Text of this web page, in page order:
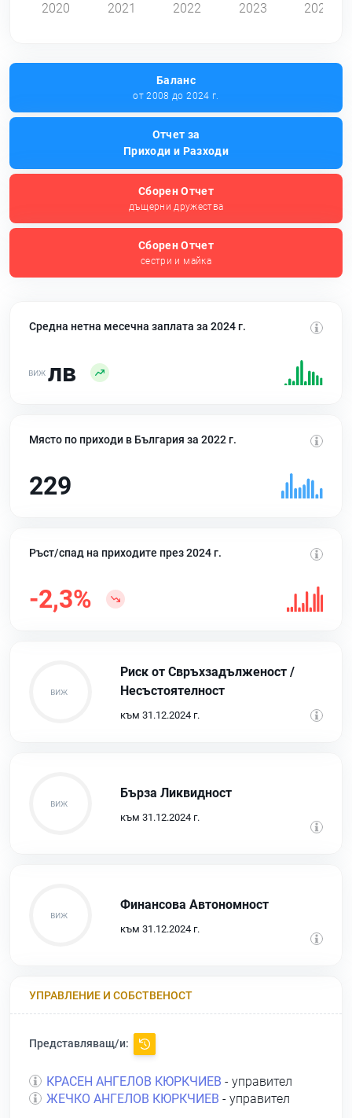
2020 2021 2022 2023 2024
Баланс
от 2008 до 2024 г.
Отчет за
Приходи и Разходи
Сборен Отчет
дъщерни дружества
Сборен Отчет
сестри и майка
Средна нетна месечна заплата за 2024 г.
лв
Място по приходи в България за 2022 г.
229
Ръст/спад на приходите през 2024 г.
-2,3%
Риск от Свръхзадълженост /
Несъстоятелност
към 31.12.2024 г.
Бърза Ликвидност
към 31.12.2024 г.
Финансова Автономност
към 31.12.2024 г.
УПРАВЛЕНИЕ И СОБСТВЕНОСТ
Представляващ/и:
КРАСЕН АНГЕЛОВ КЮРКЧИЕВ - управител
ЖЕЧКО АНГЕЛОВ КЮРКЧИЕВ - управител